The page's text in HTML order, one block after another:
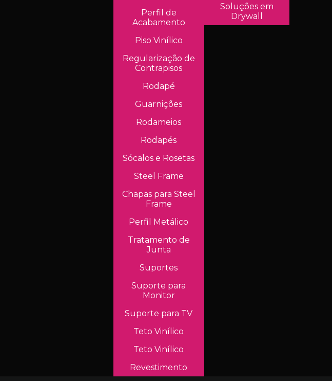
Perfil de
Acabamento
Piso Vinílico
Regularização de
Contrapisos
Rodapé
Guarnições
Rodameios
Rodapés
Sócalos e Rosetas
Steel Frame
Chapas para Steel
Frame
Perfil Metálico
Tratamento de
Junta
Suportes
Suporte para
Monitor
Suporte para TV
Teto Vinílico
Teto Vinílico
Revestimento
Soluções em
Drywall